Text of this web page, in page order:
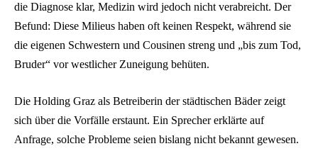
die Diagnose klar, Medizin wird jedoch nicht verabreicht. Der
Befund: Diese Milieus haben oft keinen Respekt, während sie
die eigenen Schwestern und Cousinen streng und „bis zum Tod,
Bruder“ vor westlicher Zuneigung behüten.
Die Holding Graz als Betreiberin der städtischen Bäder zeigt
sich über die Vorfälle erstaunt. Ein Sprecher erklärte auf
Anfrage, solche Probleme seien bislang nicht bekannt gewesen.